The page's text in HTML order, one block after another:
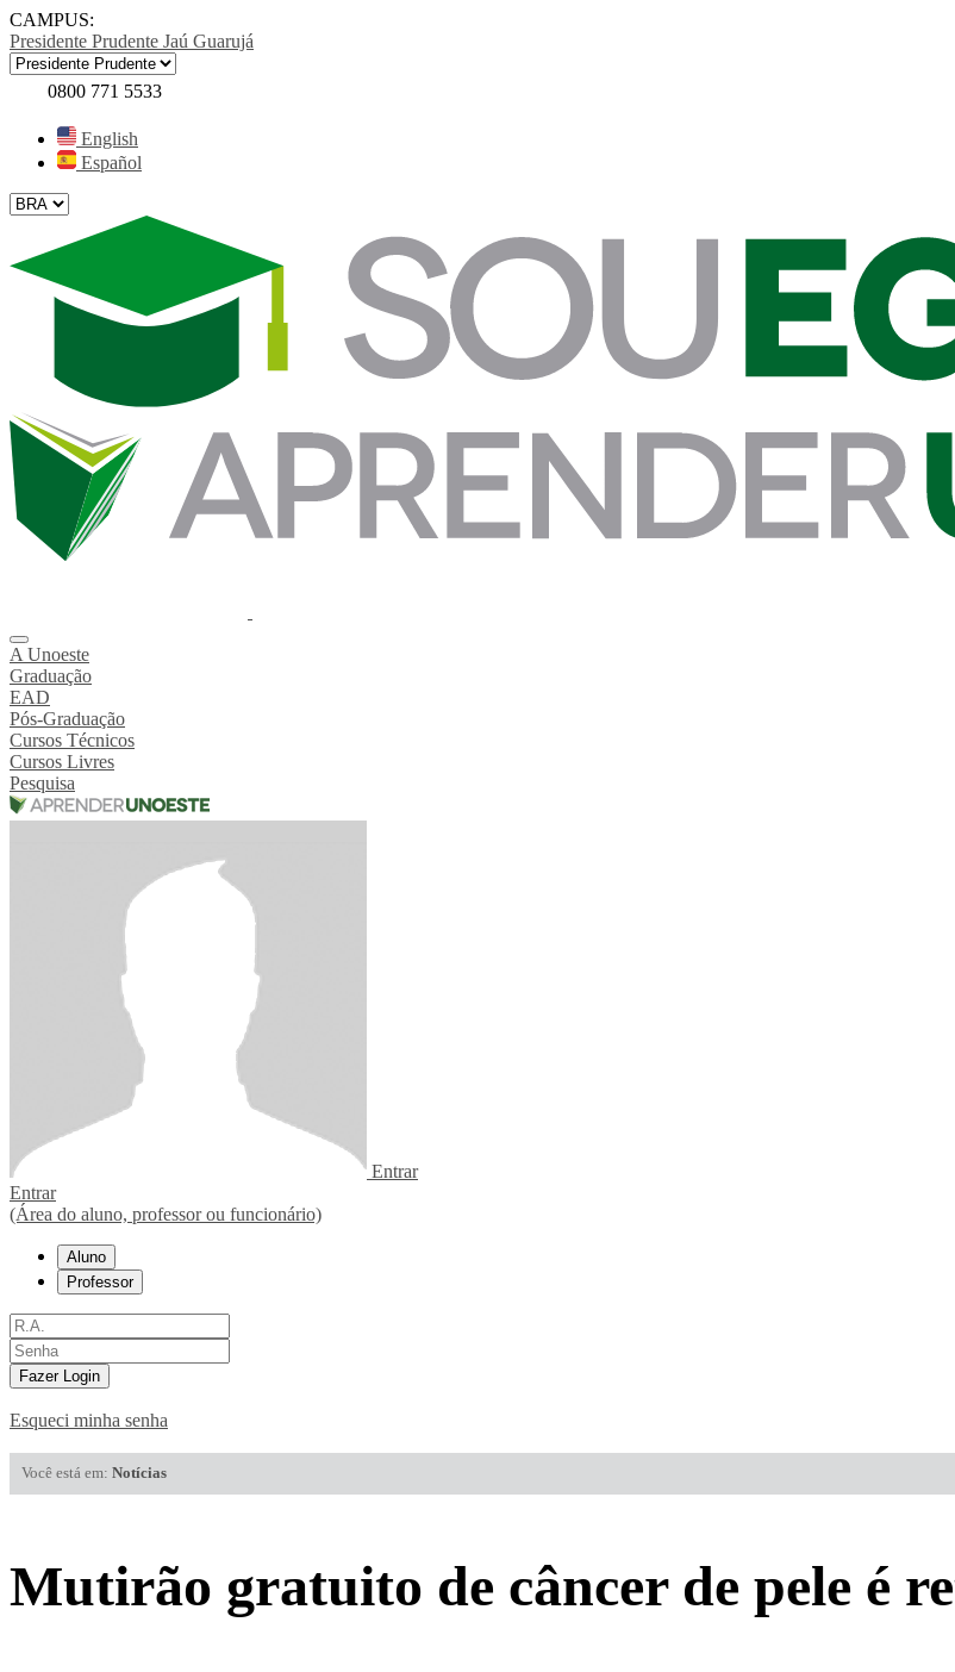
CAMPUS:
Presidente Prudente Jaú Guarujá
0800 771 5533
English
Español
A Unoeste
Graduação
EAD
Pós-Graduação
Cursos Técnicos
Cursos Livres
Pesquisa
Entrar
Entrar
(Área do aluno, professor ou funcionário)
Aluno
Professor
Fazer Login
Esqueci minha senha
Você está em: Notícias
Mutirão gratuito de câncer de pele é